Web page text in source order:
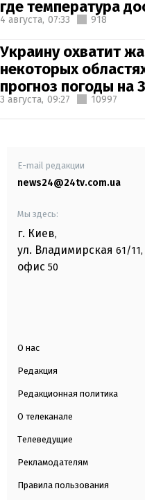
где температура
4 августа, 07:33 918
Украину охватит
некоторых
прогноз погоды на
3 августа, 09:27 10997
E-mail редакции
news24@24tv.com.ua
Мы здесь:
г. Киев,
ул. Владимирская 61/11,
офис 50
О нас
Редакция
Редакционная политика
О телеканале
Телеведущие
Рекламодателям
Правила пользования